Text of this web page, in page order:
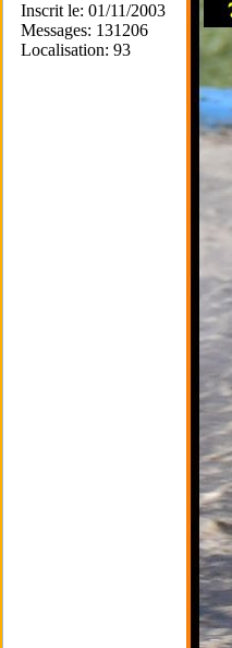
Inscrit le: 01/11/2003
Messages: 131206
Localisation: 93